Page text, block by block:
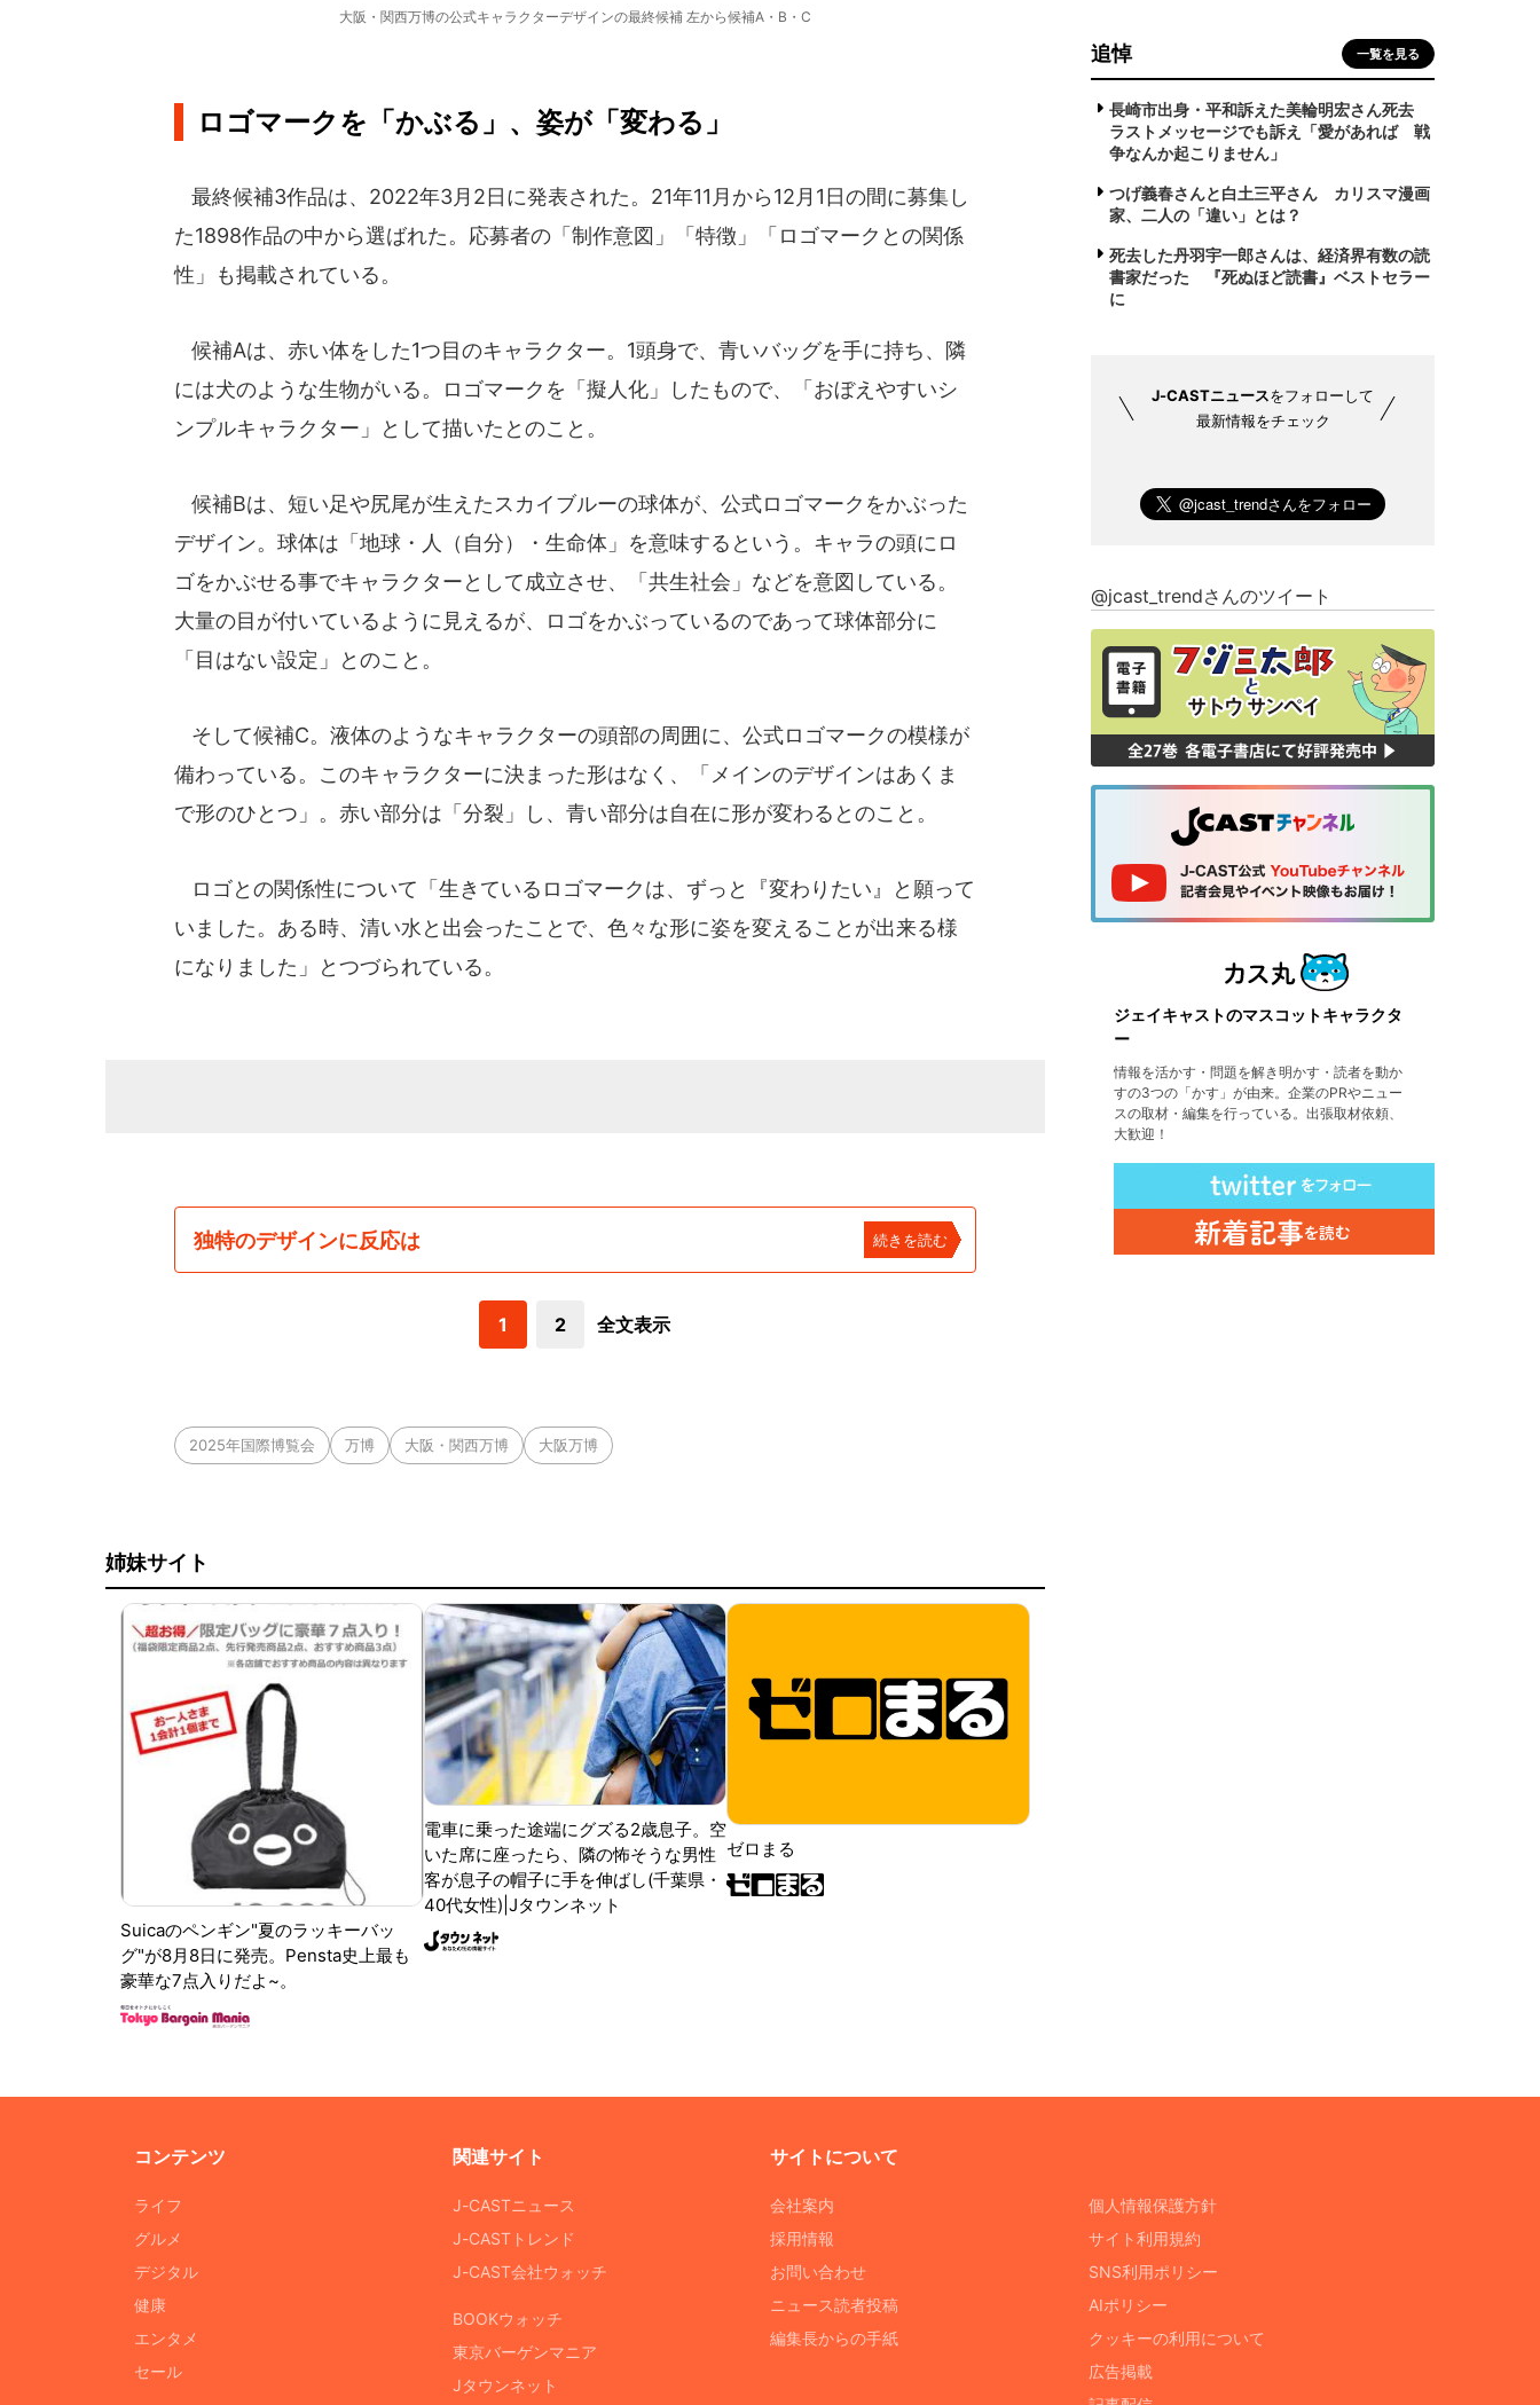
大阪・関西万博の公式キャラクターデザインの最終候補 左から候補A・B・C
ロゴマークを「かぶる」、姿が「変わる」
最終候補3作品は、2022年3月2日に発表された。21年11月から12月1日の間に募集し
た1898作品の中から選ばれた。応募者の「制作意図」「特徴」「ロゴマークとの関係
性」も掲載されている。
候補Aは、赤い体をした1つ目のキャラクター。1頭身で、青いバッグを手に持ち、隣
には犬のような生物がいる。ロゴマークを「擬人化」したもので、「おぼえやすいシ
ンプルキャラクター」として描いたとのこと。
候補Bは、短い足や尻尾が生えたスカイブルーの球体が、公式ロゴマークをかぶった
デザイン。球体は「地球・人（自分）・生命体」を意味するという。キャラの頭にロ
ゴをかぶせる事でキャラクターとして成立させ、「共生社会」などを意図している。
大量の目が付いているように見えるが、ロゴをかぶっているのであって球体部分に
「目はない設定」とのこと。
そして候補C。液体のようなキャラクターの頭部の周囲に、公式ロゴマークの模様が
備わっている。このキャラクターに決まった形はなく、「メインのデザインはあくま
で形のひとつ」。赤い部分は「分裂」し、青い部分は自在に形が変わるとのこと。
ロゴとの関係性について「生きているロゴマークは、ずっと『変わりたい』と願って
いました。ある時、清い水と出会ったことで、色々な形に姿を変えることが出来る様
になりました」とつづられている。
独特のデザインに反応は 続きを読む
1 2 全文表示
2025年国際博覧会 万博 大阪・関西万博 大阪万博
姉妹サイト
Suicaのペンギン"夏のラッキーバッ
グ"が8月8日に発売。Pensta史上最も
豪華な7点入りだよ~。
電車に乗った途端にグズる2歳息子。空
いた席に座ったら、隣の怖そうな男性
客が息子の帽子に手を伸ばし(千葉県・
40代女性)|Jタウンネット
ゼロまる
追悼 一覧を見る
長崎市出身・平和訴えた美輪明宏さん死去
ラストメッセージでも訴え「愛があれば 戦
争なんか起こりません」
つげ義春さんと白土三平さん カリスマ漫画
家、二人の「違い」とは？
死去した丹羽宇一郎さんは、経済界有数の読
書家だった 『死ぬほど読書』ベストセラー
に
J-CASTニュースをフォローして
最新情報をチェック
@jcast_trendさんのツイート
ジェイキャストのマスコットキャラクタ
ー
情報を活かす・問題を解き明かす・読者を動か
すの3つの「かす」が由来。企業のPRやニュー
スの取材・編集を行っている。出張取材依頼、
大歓迎！
コンテンツ
ライフ
グルメ
デジタル
健康
エンタメ
セール
関連サイト
J-CASTニュース
J-CASTトレンド
J-CAST会社ウォッチ
BOOKウォッチ
東京バーゲンマニア
Jタウンネット
サイトについて
会社案内
採用情報
お問い合わせ
ニュース読者投稿
編集長からの手紙
個人情報保護方針
サイト利用規約
SNS利用ポリシー
AIポリシー
クッキーの利用について
広告掲載